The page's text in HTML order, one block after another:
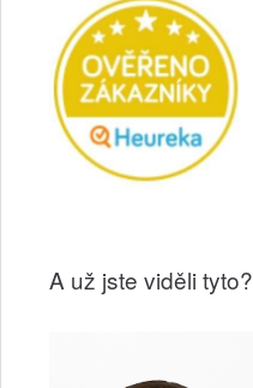
A už jste viděli tyto?